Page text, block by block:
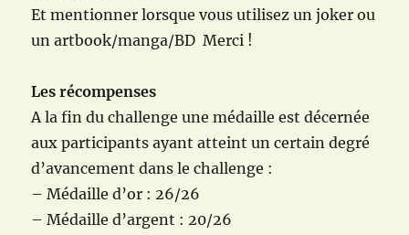
Et mentionner lorsque vous utilisez un joker ou
un artbook/manga/BD Merci !
Les récompenses
A la fin du challenge une médaille est décernée
aux participants ayant atteint un certain degré
d’avancement dans le challenge :
– Médaille d’or : 26/26
– Médaille d’argent : 20/26